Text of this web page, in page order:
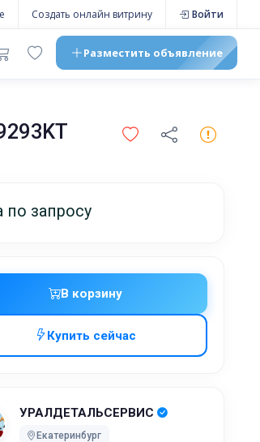
Создать онлайн витрину Войти
Разместить объявление
по запросу
В корзину
Купить сейчас
УРАЛДЕТАЛЬСЕРВИС
Екатеринбург